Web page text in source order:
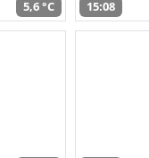
5,6 °C 15:08